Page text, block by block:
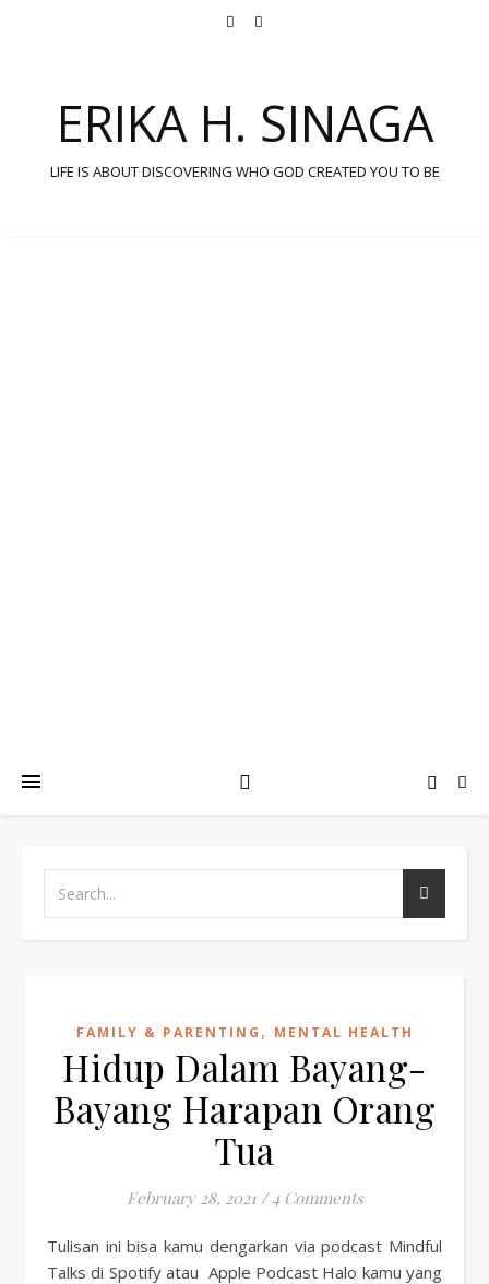
ERIKA H. SINAGA
LIFE IS ABOUT DISCOVERING WHO GOD CREATED YOU TO BE
FAMILY & PARENTING , MENTAL HEALTH
Hidup Dalam Bayang-
Bayang Harapan Orang
Tua
February 28, 2021 / 4 Comments
Tulisan ini bisa kamu dengarkan via podcast Mindful
Talks di Spotify atau Apple Podcast Halo kamu yang